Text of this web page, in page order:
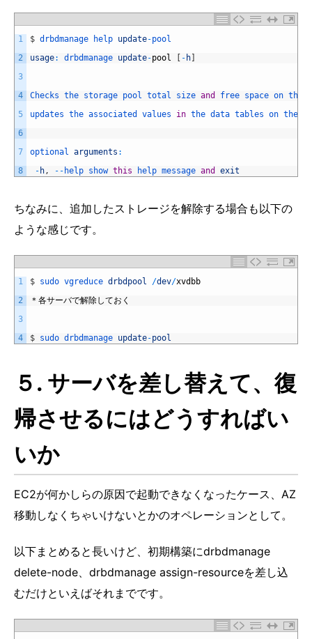
1
2
3
4
5
6
7
8
$ drbdmanage help update-pool
usage: drbdmanage update-pool [ - h]
Checks the storage pool total size and free space on the
updates the associated values in the data tables on the
optional arguments :
- h , -- help show this help message and exit
ちなみに、追加したストレージを解除する場合も以下の
ような感じです。
1
2
3
4
$ sudo vgreduce drbdpool /dev/xvdbb
＊各サーバで解除しておく
$ sudo drbdmanage update-pool
５. サーバを差し替えて、復
帰させるにはどうすればい
いか
EC2が何かしらの原因で起動できなくなったケース、AZ
移動しなくちゃいけないとかのオペレーションとして。
以下まとめると長いけど、初期構築にdrbdmanage
delete-node、drbdmanage assign-resourceを差し込
むだけといえばそれまでです。